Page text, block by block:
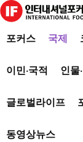
포커스 국제
이민·국적 인물
글로벌라이프
동영상뉴스